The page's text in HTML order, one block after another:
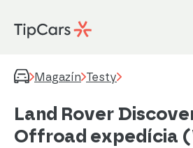
Magazín Testy
Land Rover
Offroad expedícia